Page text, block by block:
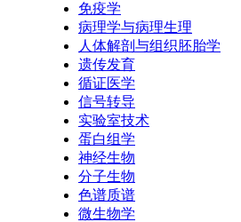
免疫学
病理学与病理生理
人体解剖与组织胚胎学
遗传发育
循证医学
信号转导
实验室技术
蛋白组学
神经生物
分子生物
色谱质谱
微生物学